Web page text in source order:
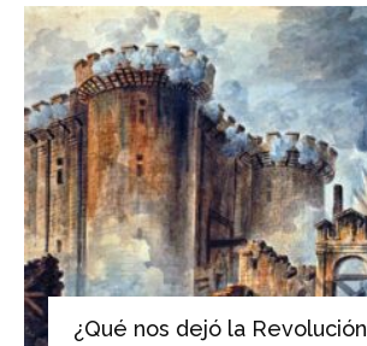
¿Qué nos dejó la Revolución